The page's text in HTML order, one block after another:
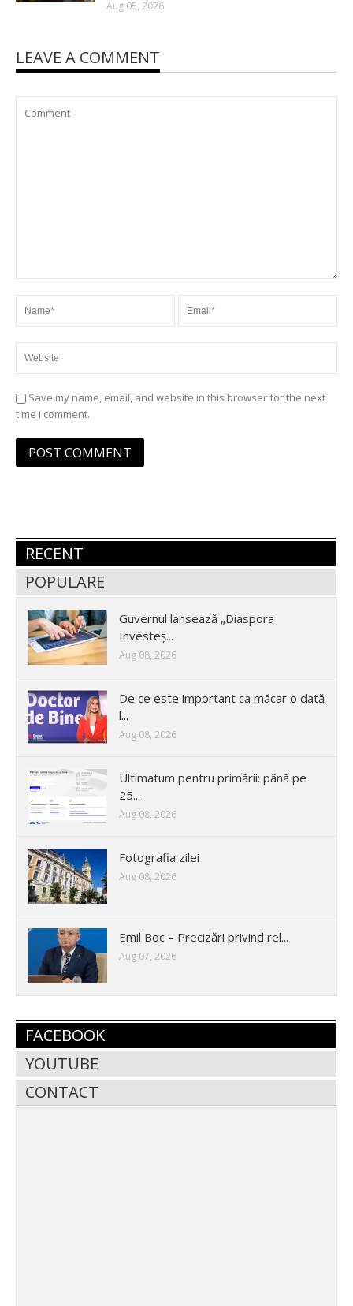
Aug 05, 2026
LEAVE A COMMENT
Save my name, email, and website in this browser for the next
time I comment.
RECENT
POPULARE
Guvernul lansează „Diaspora
Investeș...
Aug 08, 2026
De ce este important ca măcar o dată
l...
Aug 08, 2026
Ultimatum pentru primării: până pe
25...
Aug 08, 2026
Fotografia zilei
Aug 08, 2026
Emil Boc – Precizări privind rel...
Aug 07, 2026
FACEBOOK
YOUTUBE
CONTACT